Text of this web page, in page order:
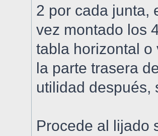
2 por cada junta,
vez montado los
tabla horizontal
la parte trasera
utilidad después,
Procede al lijado